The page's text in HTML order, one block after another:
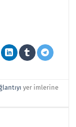
yer imlerine